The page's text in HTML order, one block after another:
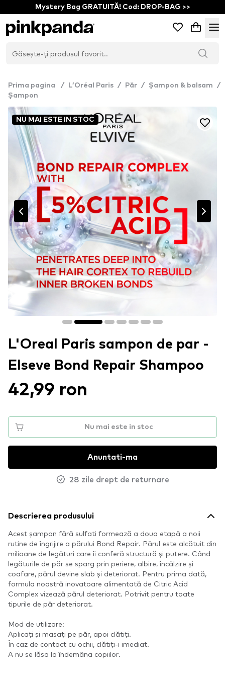
Mystery Bag GRATUITĂ! Cod: DROP-BAG >>
Prima pagina / L’Oréal Paris / Păr / Șampon & balsam
/
Șampon
NU MAI ESTE IN STOC
L'Oreal Paris sampon de par -
Elseve Bond Repair Shampoo
42,99 ron
Nu mai este in stoc
Anuntati-ma
28 zile drept de returnare
Descrierea produsului
Acest șampon fără sulfati formează a doua etapă a noii
rutine de îngrijire a părului Bond Repair. Părul este alcătuit din
milioane de legături care îi conferă structură și putere. Când
legăturile de păr se sparg prin periere, albire, încălzire și
coafare, părul devine slab și deteriorat. Pentru prima dată,
formula noastră inovatoare alimentată de Citric Acid
Complex vizează părul deteriorat. Potrivit pentru toate
tipurile de păr deteriorat.
Mod de utilizare:
Aplicați și masați pe păr, apoi clătiți.
În caz de contact cu ochii, clătiți-i imediat.
A nu se lăsa la îndemâna copiilor.